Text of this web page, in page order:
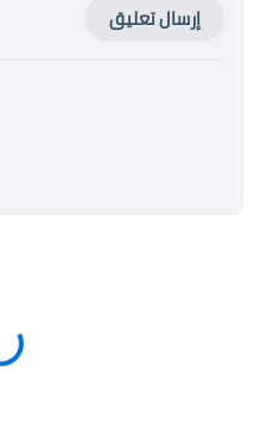
إرسال تعليق